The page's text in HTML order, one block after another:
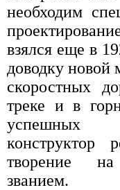
необходим
взялся еще в
доводку
скоростных
треке и в
успешных
конструктор
творение
званием.